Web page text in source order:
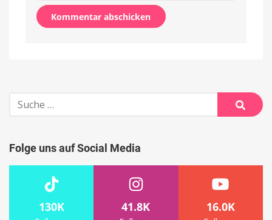
Suche
nach:
Suche
Folge uns auf Social Media
130K 41.8K 16.0K